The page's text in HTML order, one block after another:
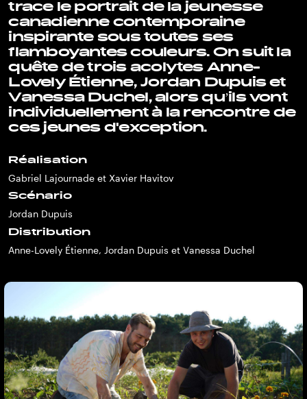
trace le portrait de la jeunesse
canadienne contemporaine
inspirante sous toutes ses
flamboyantes couleurs. On suit la
quête de trois acolytes Anne-
Lovely Étienne, Jordan Dupuis et
Vanessa Duchel, alors qu’ils vont
individuellement à la rencontre de
ces jeunes d'exception.
Réalisation
Gabriel Lajournade et Xavier Havitov
Scénario
Jordan Dupuis
Distribution
Anne-Lovely Étienne, Jordan Dupuis et Vanessa Duchel